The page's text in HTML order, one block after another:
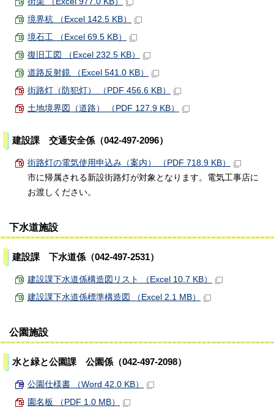
境界杭 （Excel 142.5 KB）
境石工 （Excel 69.5 KB）
復旧工図 （Excel 232.5 KB）
道路反射鏡 （Excel 541.0 KB）
街路灯（防犯灯） （PDF 456.6 KB）
土地境界図（道路） （PDF 127.9 KB）
建設課 交通安全係（042-497-2096）
街路灯の電気使用申込み（案内） （PDF 718.9 KB）
市に帰属される新設街路灯が対象となります。電気工事店に
お渡しください。
下水道施設
建設課 下水道係（042-497-2531）
建設課下水道係構造図リスト （Excel 10.7 KB）
建設課下水道係標準構造図 （Excel 2.1 MB）
公園施設
水と緑と公園課 公園係（042-497-2098）
公園仕様書 （Word 42.0 KB）
園名板 （PDF 1.0 MB）